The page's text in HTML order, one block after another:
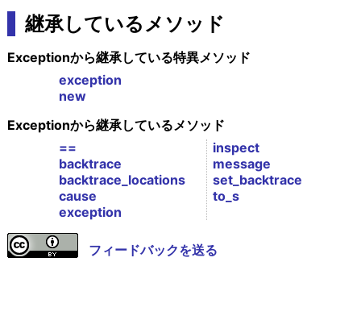
継承しているメソッド
Exceptionから継承している特異メソッド
exception
new
Exceptionから継承しているメソッド
==
backtrace
backtrace_locations
cause
exception
inspect
message
set_backtrace
to_s
フィードバックを送る